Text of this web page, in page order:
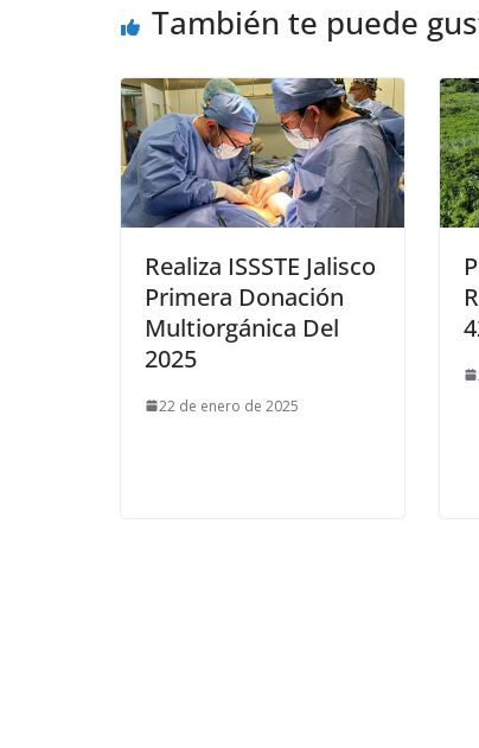
También te puede
Realiza ISSSTE Jalisco
Primera Donación
Multiorgánica Del
2025
22 de enero de 2025